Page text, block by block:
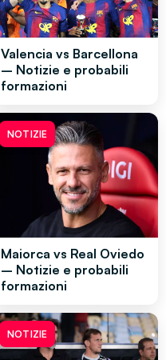
Valencia vs Barcellona
– Notizie e probabili
formazioni
NOTIZIE
Maiorca vs Real Oviedo
– Notizie e probabili
formazioni
NOTIZIE